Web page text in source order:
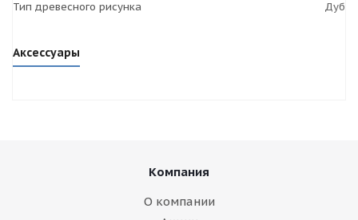
Тип древесного рисунка
Дуб
Аксессуары
Компания
О компании